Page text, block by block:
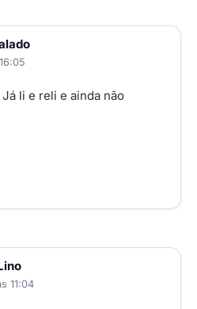
li e reli e ainda não
11:04